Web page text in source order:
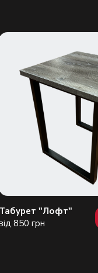
Табурет "Лофт"
850 грн